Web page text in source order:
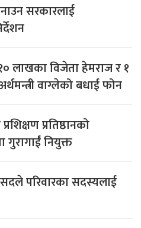
सरकारलाई
लाखका विजेता हेमराज र १
वाग्लेको बधाई फोन
प्रतिष्ठानको
गुरागाईं नियुक्त
परिवारका सदस्यलाई